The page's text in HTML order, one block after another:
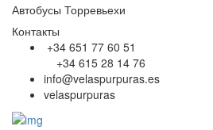
Автобусы Торревьехи
Контакты
+34 651 77 60 51
+34 615 28 14 76
info@velaspurpuras.es
velaspurpuras